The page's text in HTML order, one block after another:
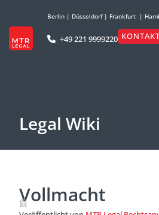
Berlin | Düsseldorf| Frankfurt |
+49 221 9999220 KONTAKT
Legal Wiki
Vollmacht